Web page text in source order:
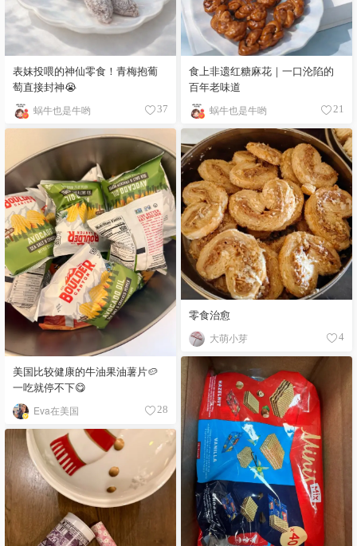
表妹投喂的神仙零食！青梅抱葡
萄直接封神😭
蜗牛也是牛哟 37
食上非遗红糖麻花｜一口沦陷的
百年老味道
蜗牛也是牛哟 21
美国比较健康的牛油果油薯片🥔
一吃就停不下😋
Eva在美国 28
零食治愈
大萌小芽 4